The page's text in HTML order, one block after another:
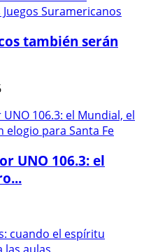
también serán
UNO 106.3: el